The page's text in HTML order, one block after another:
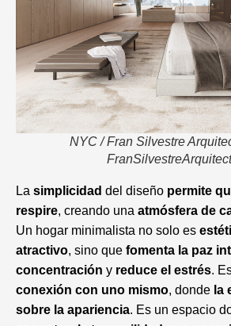
NYC / Fran Silvestre
La simplicidad del diseño permite
respire, creando una atmósfera de
Un hogar minimalista no solo es
atractivo, sino que fomenta la paz
concentración y reduce el estrés.
conexión con uno mismo, donde la
sobre la apariencia. Es un espacio